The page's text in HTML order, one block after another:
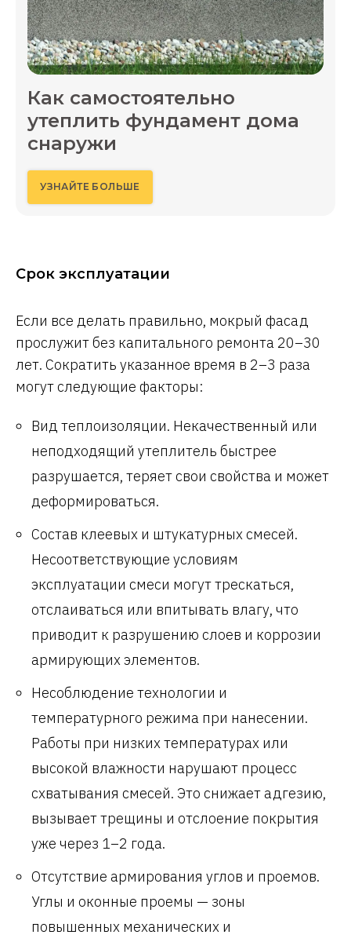
Как самостоятельно
утеплить фундамент дома
снаружи
УЗНАЙТЕ БОЛЬШЕ
Срок эксплуатации
Если все делать правильно, мокрый фасад
прослужит без капитального ремонта 20–30
лет. Сократить указанное время в 2–3 раза
могут следующие факторы:
Вид теплоизоляции. Некачественный или
неподходящий утеплитель быстрее
разрушается, теряет свои свойства и может
деформироваться.
Состав клеевых и штукатурных смесей.
Несоответствующие условиям
эксплуатации смеси могут трескаться,
отслаиваться или впитывать влагу, что
приводит к разрушению слоев и коррозии
армирующих элементов.
Несоблюдение технологии и
температурного режима при нанесении.
Работы при низких температурах или
высокой влажности нарушают процесс
схватывания смесей. Это снижает адгезию,
вызывает трещины и отслоение покрытия
уже через 1–2 года.
Отсутствие армирования углов и проемов.
Углы и оконные проемы — зоны
повышенных механических и